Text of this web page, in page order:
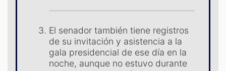
El senador también tiene registros
de su invitación y asistencia a la
gala presidencial de ese día en la
noche, aunque no estuvo durante